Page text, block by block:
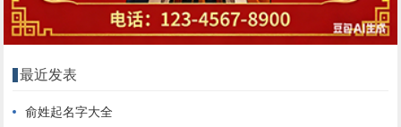
最近发表
俞姓起名字大全